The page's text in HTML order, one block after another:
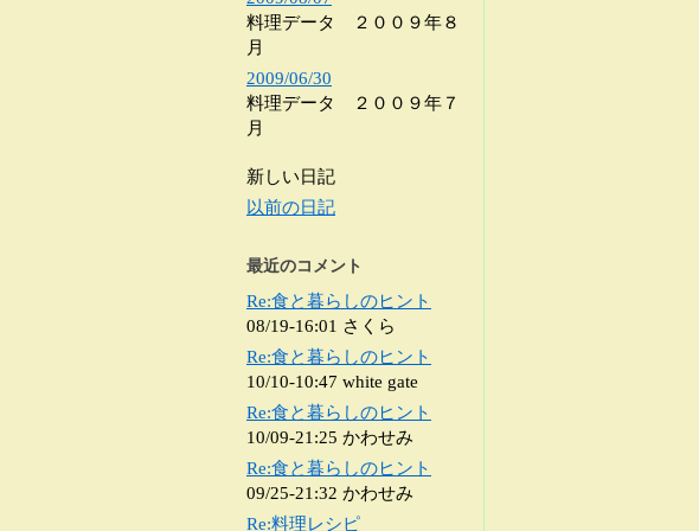
料理データ ２００９年８
月
2009/06/30
料理データ ２００９年７
月
新しい日記
以前の日記
最近のコメント
Re:食と暮らしのヒント
08/19-16:01 さくら
Re:食と暮らしのヒント
10/10-10:47 white gate
Re:食と暮らしのヒント
10/09-21:25 かわせみ
Re:食と暮らしのヒント
09/25-21:32 かわせみ
Re:料理レシピ